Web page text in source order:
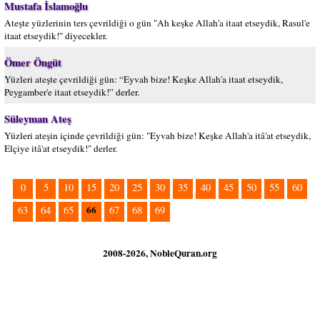
Mustafa İslamoğlu
Ateşte yüzlerinin ters çevrildiği o gün "Ah keşke Allah'a itaat etseydik, Rasul'e
itaat etseydik!" diyecekler.
Ömer Öngüt
Yüzleri ateşte çevrildiği gün: “Eyvah bize! Keşke Allah'a itaat etseydik,
Peygamber'e itaat etseydik!” derler.
Süleyman Ateş
Yüzleri ateşin içinde çevrildiği gün: "Eyvah bize! Keşke Allah'a itâ'at etseydik,
Elçiye itâ'at etseydik!" derler.
0 5 10 15 20 25 30 35 40 45 50 55
60
63
64 65 66 67 68 69
2008-2026, NobleQuran.org